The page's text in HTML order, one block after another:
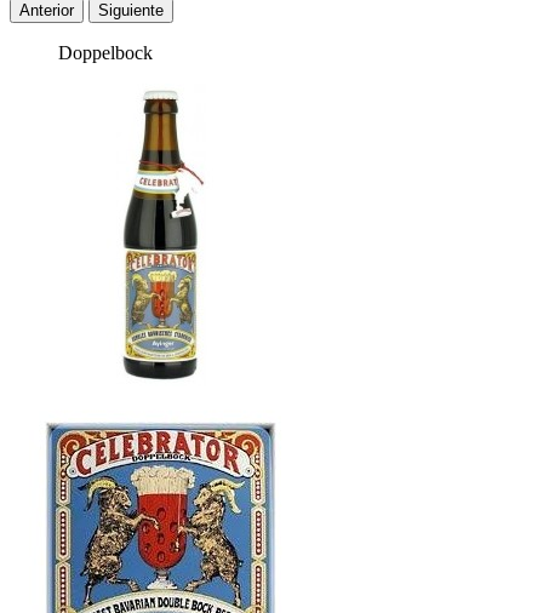
Anterior Siguiente
Doppelbock